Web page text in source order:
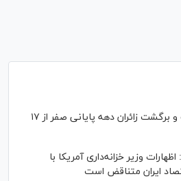
آغاز فروش بلیت رفت و برگشت زائران دهه پایانی صفر از ۱۷
وزیر خزانه‌داری آمریکا با
ایران متناقض است